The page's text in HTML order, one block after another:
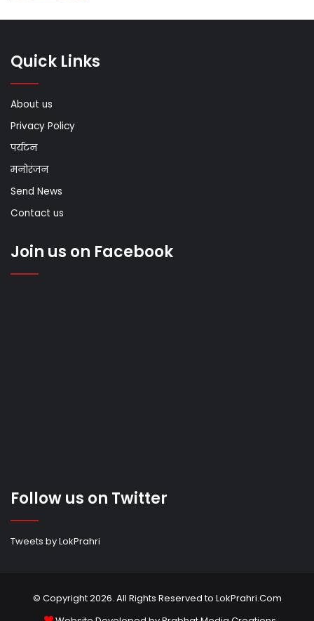
Quick Links
About us
Privacy Policy
पर्यटन
मनोरंजन
Send News
Contact us
Join us on Facebook
Follow us on Twitter
Tweets by LokPrahri
© Copyright 2026. All Rights Reserved to LokPrahri.Com